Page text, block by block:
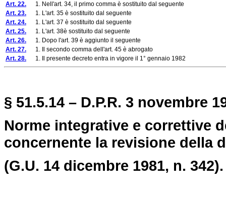
Art. 22. 1. Nell'art. 34, il primo comma è sostituito dal seguente
Art. 23. 1. L'art. 35 è sostituito dal seguente
Art. 24. 1. L'art. 37 è sostituito dal seguente
Art. 25. 1. L'art. 38è sostituito dal seguente
Art. 26. 1. Dopo l'art. 39 è aggiunto il seguente
Art. 27. 1. Il secondo comma dell'art. 45 è abrogato
Art. 28. 1. Il presente decreto entra in vigore il 1° gennaio 1982
§ 51.5.14 – D.P.R. 3 novembre
Norme integrative e correttive
concernente la revisione della
(G.U. 14 dicembre 1981, n. 342).